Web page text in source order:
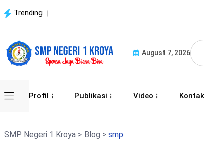
Trending
August 7, 2026
Profil Publikasi Video Kontak
SMP Negeri 1 Kroya> Blog > smp